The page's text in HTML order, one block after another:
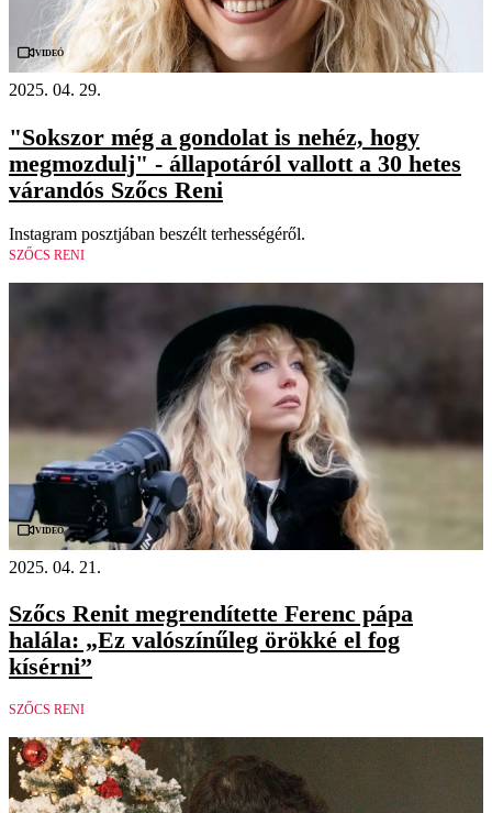
Videó
2025. 04. 29.
"Sokszor még a gondolat is nehéz, hogy
megmozdulj" - állapotáról vallott a 30 hetes
várandós Szőcs Reni
Instagram posztjában beszélt terhességéről.
SZŐCS RENI
Videó
2025. 04. 21.
Szőcs Renit megrendítette Ferenc pápa
halála: „Ez valószínűleg örökké el fog
kísérni”
SZŐCS RENI